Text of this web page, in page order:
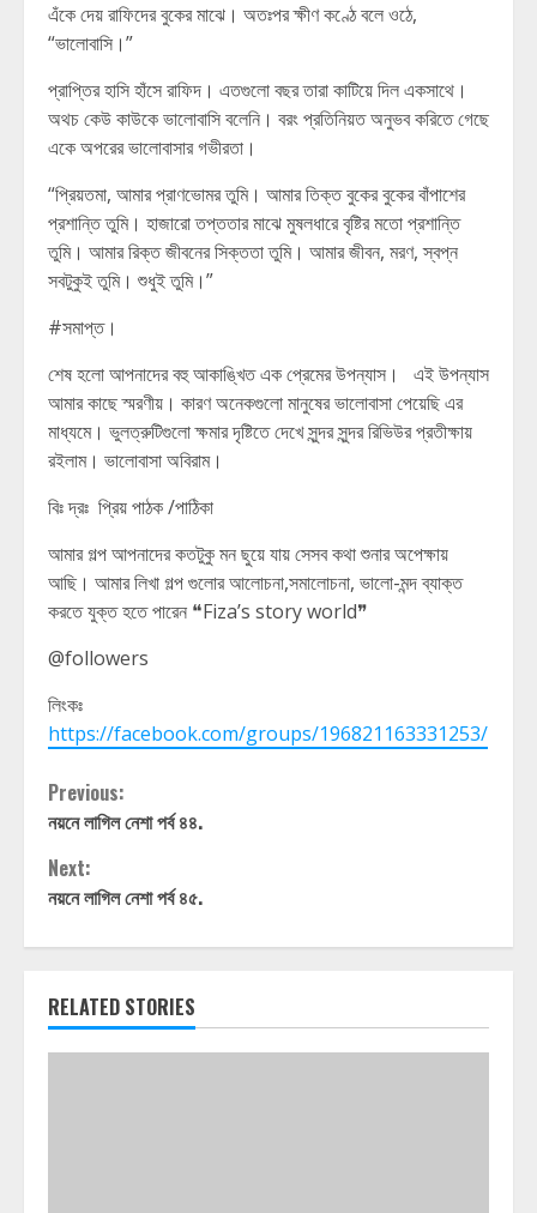
এঁকে দেয় রাফিদের বুকের মাঝে। অতঃপর ক্ষীণ কণ্ঠে বলে ওঠে,
“ভালোবাসি।”
প্রাপ্তির হাসি হাঁসে রাফিদ। এতগুলো বছর তারা কাটিয়ে দিল একসাথে।
অথচ কেউ কাউকে ভালোবাসি বলেনি। বরং প্রতিনিয়ত অনুভব করিতে গেছে
একে অপরের ভালোবাসার গভীরতা।
“প্রিয়তমা, আমার প্রাণভোমর তুমি। আমার তিক্ত বুকের বুকের বাঁপাশের
প্রশান্তি তুমি। হাজারো তপ্ততার মাঝে মুষলধারে বৃষ্টির মতো প্রশান্তি
তুমি। আমার রিক্ত জীবনের সিক্ততা তুমি। আমার জীবন, মরণ, স্বপ্ন
সবটুকুই তুমি। শুধুই তুমি।”
#সমাপ্ত।
শেষ হলো আপনাদের বহু আকাঙ্খিত এক প্রেমের উপন্যাস। এই উপন্যাস
আমার কাছে স্মরণীয়। কারণ অনেকগুলো মানুষের ভালোবাসা পেয়েছি এর
মাধ্যমে। ভুলত্রুটিগুলো ক্ষমার দৃষ্টিতে দেখে সুন্দর সুন্দর রিভিউর প্রতীক্ষায়
রইলাম। ভালোবাসা অবিরাম।
বিঃ দ্রঃ প্রিয় পাঠক /পাঠিকা
আমার গল্প আপনাদের কতটুকু মন ছুয়ে যায় সেসব কথা শুনার অপেক্ষায়
আছি। আমার লিখা গল্প গুলোর আলোচনা,সমালোচনা, ভালো-মন্দ ব্যাক্ত
করতে যুক্ত হতে পারেন ❝Fiza’s story world❞
@followers
লিংকঃ
https://facebook.com/groups/196821163331253/
Continue
Reading
Previous:
নয়নে লাগিল নেশা পর্ব ৪৪.
Next:
নয়নে লাগিল নেশা পর্ব ৪৫.
RELATED STORIES